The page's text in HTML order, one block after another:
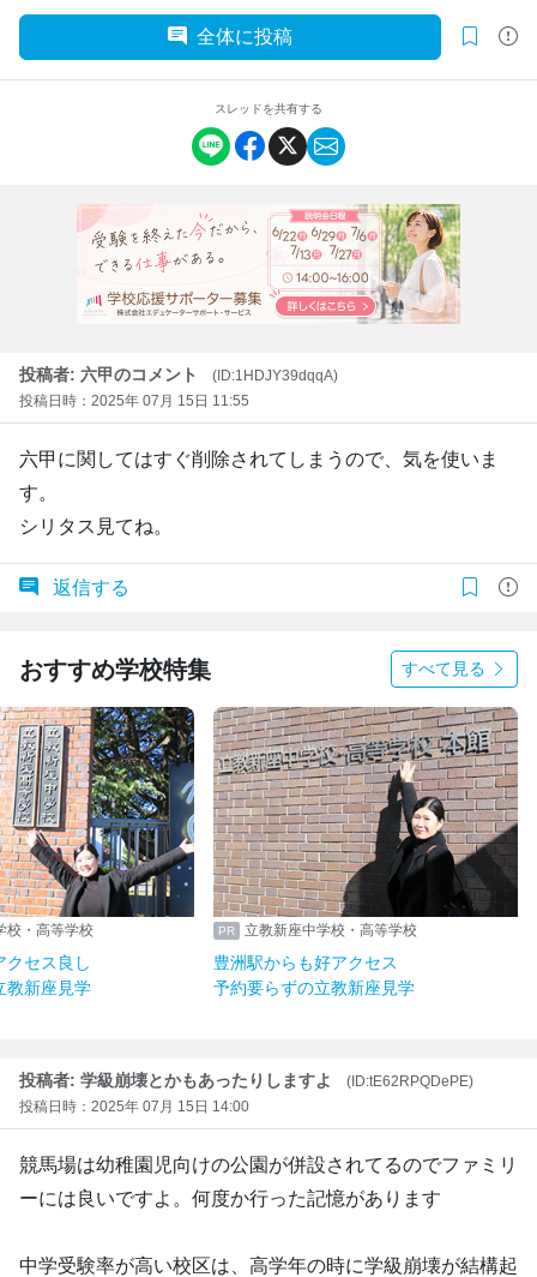
全体に投稿
スレッドを共有する
投稿者: 六甲のコメント
(ID:1HDJY39dqqA)
投稿日時：2025年 07月 15日 11:55
六甲に関してはすぐ削除されてしまうので、気を使いま
す。
シリタス見てね。
返信する
おすすめ学校特集 すべて見る
校・高等学校
クセス良し
教新座見学
立教新座中学校・高等学校
豊洲駅からも好アクセス
予約要らずの立教新座見学
投稿者: 学級崩壊とかもあったりしますよ
(ID:tE62RPQDePE)
投稿日時：2025年 07月 15日 14:00
競馬場は幼稚園児向けの公園が併設されてるのでファミリ
ーには良いですよ。何度か行った記憶があります
中学受験率が高い校区は、高学年の時に学級崩壊が結構起